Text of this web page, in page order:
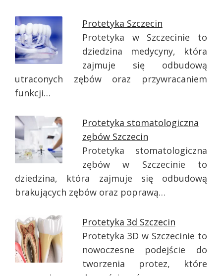
Protetyka Szczecin
Protetyka w Szczecinie to
dziedzina medycyny, która
zajmuje się odbudową
utraconych zębów oraz przywracaniem
funkcji…
Protetyka stomatologiczna
zębów Szczecin
Protetyka stomatologiczna
zębów w Szczecinie to
dziedzina, która zajmuje się odbudową
brakujących zębów oraz poprawą…
Protetyka 3d Szczecin
Protetyka 3D w Szczecinie to
nowoczesne podejście do
tworzenia protez, które